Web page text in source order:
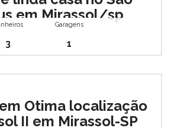
em Mirassol/sp
3
Garagens
1
Otima localização
II em Mirassol-SP